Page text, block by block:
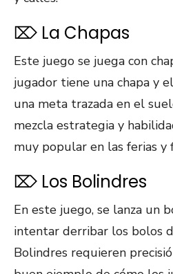
⌦ La Chapas
Este juego se juega con
jugador tiene una chapa y
una meta trazada en el
mezcla estrategia y
muy popular en las ferias y
⌦ Los Bolindres
En este juego, se lanza un
intentar derribar los bolos
Bolindres requieren